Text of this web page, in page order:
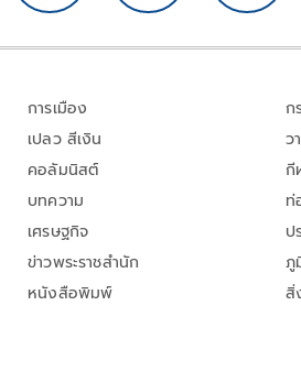
การเมือง
เปลว สีเงิน
คอลัมนิสต์
บทความ
เศรษฐกิจ
ข่าวพระราชสำนัก
หนังสือพิมพ์
ก
ว
กี
ท่
ป
ภู
สิ่